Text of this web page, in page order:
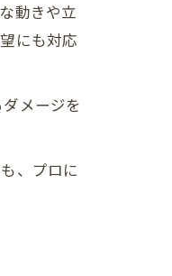
動きや立
にも対応
メージを
、プロに